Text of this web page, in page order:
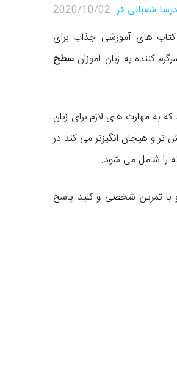
2020/10/02 درسا شعبانی فر
های آموزشی جذاب برای
کننده به زبان آموزان سطح
کننده وجود دارد که به مهارت های لازم برای زبان
و هیجان انگیزتر می کند در
را شامل می شود.
با تمرین شخصی و کلید پاسخ